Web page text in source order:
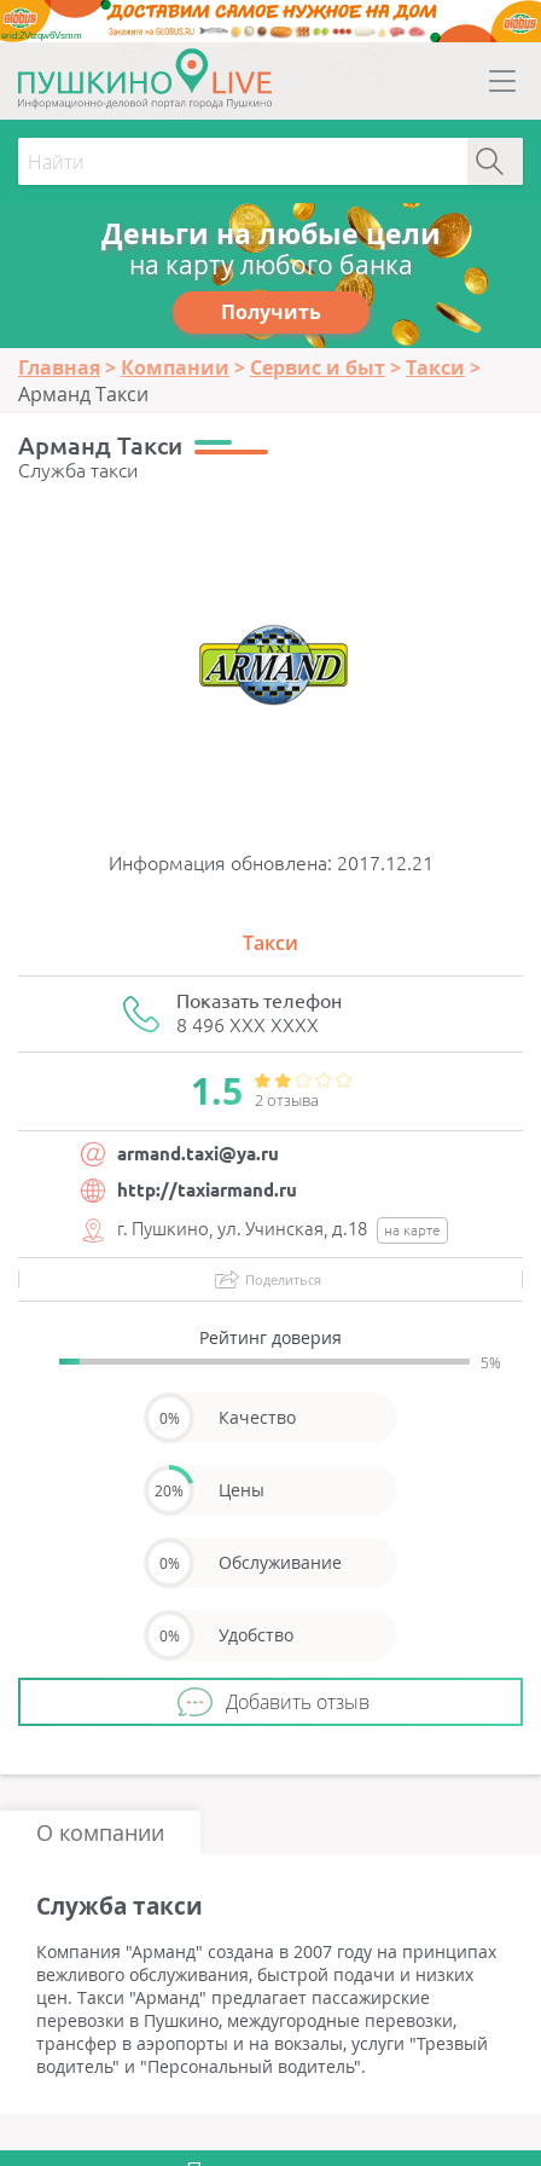
erid:2Vtzqw6Vsmm
Деньги на любые цели
на карту любого банка
Получить
Главная Компании Сервис и быт
Такси
Арманд Такси
Арманд Такси
Служба такси
Информация обновлена: 2017.12.21
Такси
Показать телефон
8 496 XXX XXXX
1.5 2 отзывa
armand.taxi@ya.ru
http://taxiarmand.ru
г. Пушкино, ул. Учинская, д.18
на карте
Поделиться
Рейтинг доверия
5%
0% Качество
20% Цены
0% Обслуживание
0% Удобство
Добавить отзыв
О компании
Служба такси
Компания "Арманд" создана в 2007 году на принципах
вежливого обслуживания, быстрой подачи и низких
цен. Такси "Арманд" предлагает пассажирские
перевозки в Пушкино, междугородные перевозки,
трансфер в аэропорты и на вокзалы, услуги "Трезвый
водитель" и "Персональный водитель".